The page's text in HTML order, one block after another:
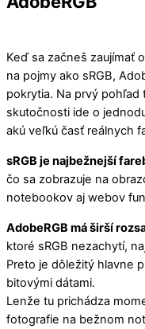
Keď sa začneš zaujímať o
na pojmy ako sRGB,
pokrytia. Na prvý
skutočnosti ide o
akú veľkú časť reálnych
sRGB je najbežnejší
čo sa zobrazuje na
notebookov aj webov
AdobeRGB má širší
ktoré sRGB nezachytí,
Preto je dôležitý hlavne
bitovými dátami.
Lenže tu prichádza
fotografie na bežnom